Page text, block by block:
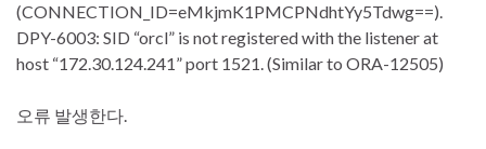
(CONNECTION_ID=eMkjmK1PMCPNdhtYy5Tdwg==).
DPY-6003: SID “orcl” is not registered with the listener at
host “172.30.124.241” port 1521. (Similar to ORA-12505)
오류 발생한다.